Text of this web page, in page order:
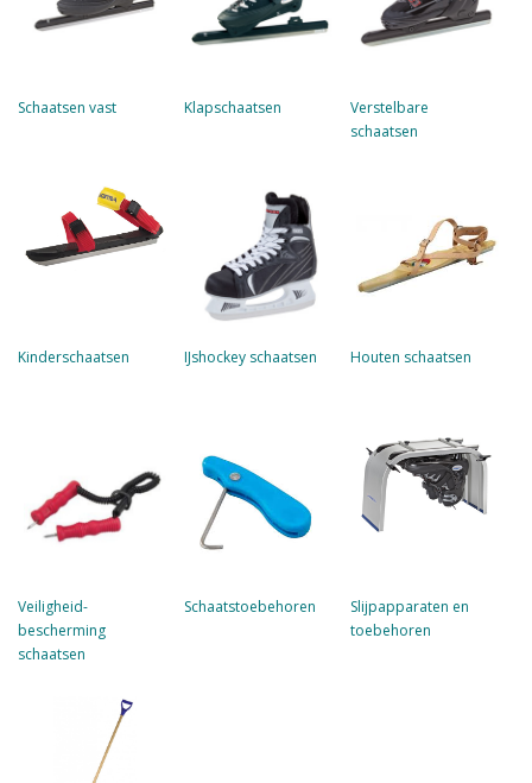
Schaatsen vast Klapschaatsen
Verstelbare
schaatsen
Kinderschaatsen IJshockey schaatsen Houten schaatsen
Veiligheid-
bescherming
schaatsen
Schaatstoebehoren
Slijpapparaten en
toebehoren